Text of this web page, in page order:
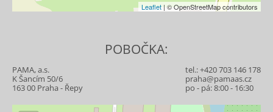
Leaflet | © OpenStreetMap contributors
POBOČKA:
PAMA, a.s.
K Šancím 50/6
163 00 Praha - Řepy
tel.:+420 703 146 178
praha@pamaas.cz
po - pá: 8:00 - 16:30